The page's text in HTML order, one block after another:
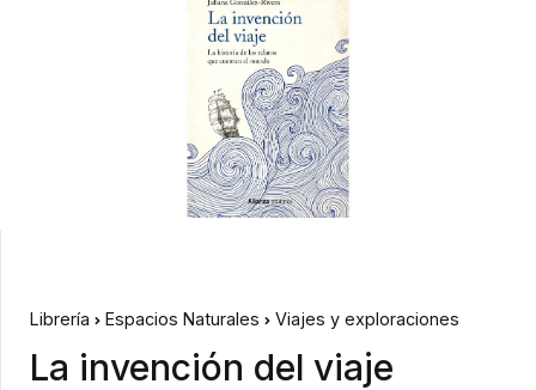
Librería Espacios Naturales Viajes y exploraciones
La invención del viaje